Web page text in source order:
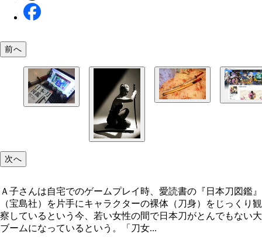
Ａ子さんは自宅でのゲームプレイ時、愛読書の『
へし切長谷部の刀身を見ながら、B美さんはため息
りに「なんてキレイなの…」と惚れ惚れする日々
今年１月にＤＭＭゲームズが提供をはじめ、日本
ムを巻き起こしたオンラインゲーム「刀剣乱舞－
ＩＮＥ－」
前へ
次へ
Ａ子さんは自宅でのゲームプレイ時、愛読書の『日本刀図鑑』
（宝島社）を片手にキャラクターの裸体（刀身）をじっくり観
察しているという今、若い女性の間で日本刀がとんでもない大
ブームになっているという。「刀女...